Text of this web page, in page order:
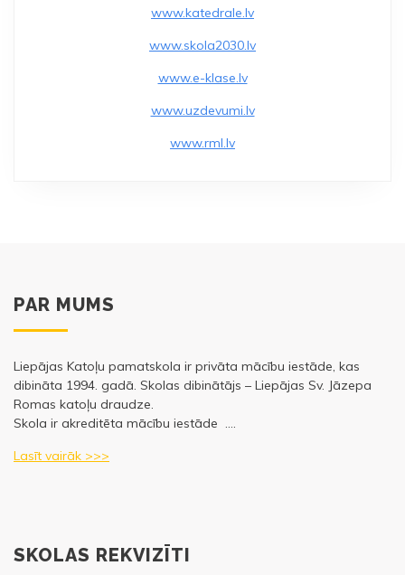
www.katedrale.lv
www.skola2030.lv
www.e-klase.lv
www.uzdevumi.lv
www.rml.lv
PAR MUMS
Liepājas Katoļu pamatskola ir privāta mācību iestāde, kas
dibināta 1994. gadā. Skolas dibinātājs – Liepājas Sv. Jāzepa
Romas katoļu draudze.
Skola ir akreditēta mācību iestāde ….
Lasīt vairāk >>>
SKOLAS REKVIZĪTI